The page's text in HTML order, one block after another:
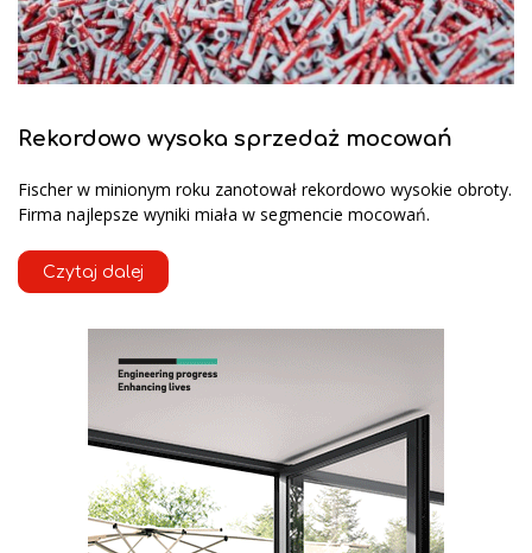
Rekordowo wysoka sprzedaż mocowań
Fischer w minionym roku zanotował rekordowo wysokie obroty.
Firma najlepsze wyniki miała w segmencie mocowań.
Czytaj dalej